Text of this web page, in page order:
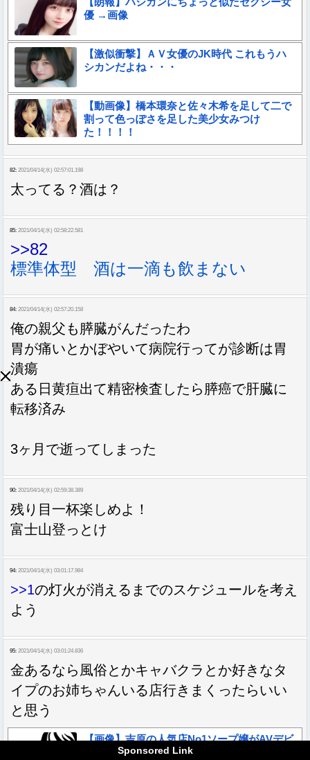
優 →画像
【激似衝撃】ＡＶ女優のJK時代 これもうハ
シカンだよね・・・
【動画像】橋本環奈と佐々木希を足して二で
割って色っぽさを足した美少女みつけ
た！！！！
82: 2021/04/14(水) 02:57:01.198
太ってる？酒は？
85: 2021/04/14(水) 02:58:22.581
>>82
標準体型 酒は一滴も飲まない
84: 2021/04/14(水) 02:57:20.158
俺の親父も膵臓がんだったわ
胃が痛いとかぼやいて病院行ってが診断は胃
潰瘍
ある日黄疸出て精密検査したら膵癌で肝臓に
転移済み
3ヶ月で逝ってしまった
90: 2021/04/14(水) 02:59:38.389
残り目一杯楽しめよ！
富士山登っとけ
94: 2021/04/14(水) 03:01:17.984
>>1の灯火が消えるまでのスケジュールを考え
よう
95: 2021/04/14(水) 03:01:24.836
金あるなら風俗とかキャバクラとか好きなタ
イプのお姉ちゃんいる店行きまくったらいい
と思う
【画像】吉原の人気店No1ソープ嬢がAVデビ
ューｷﾀ━(ﾟ∀ﾟ)━!
Sponsored Link